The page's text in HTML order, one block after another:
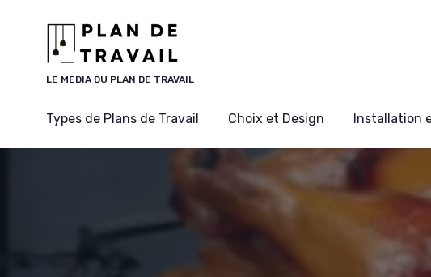
LE MEDIA DU PLAN DE TRAVAIL
Types de Plans de Travail Choix et Design Installation